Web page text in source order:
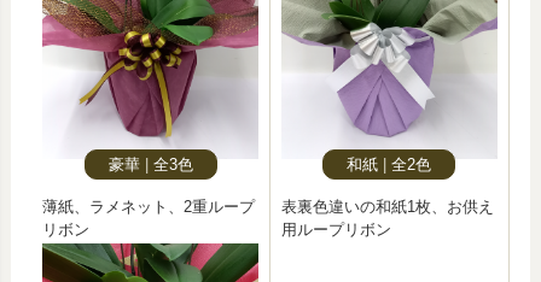
豪華 全3色
薄紙、ラメネット、2重ループ
リボン
和紙 全2色
表裏色違いの和紙1枚、お供え
用ループリボン